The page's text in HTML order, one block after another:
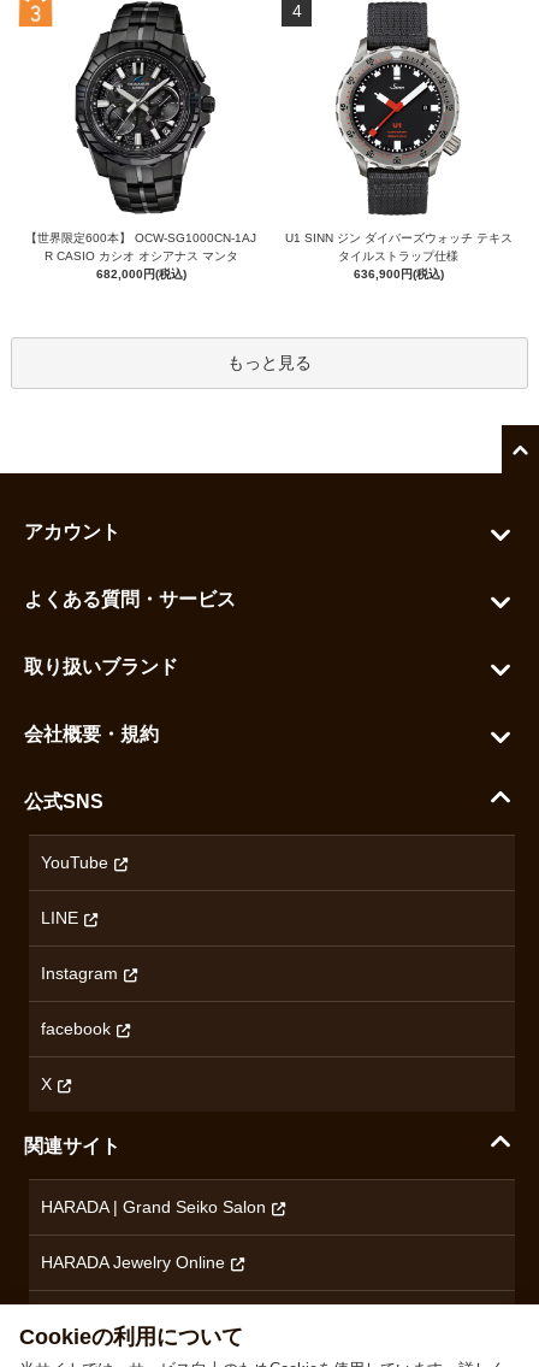
【世界限定600本】 OCW-SG1000CN-1AJ
R CASIO カシオ オシアナス マンタ
682,000円(税込)
4
U1 SINN ジン ダイバーズウォッチ テキス
タイルストラップ仕様
636,900円(税込)
もっと見る
アカウント
お気に入りを見る
よくある質問・サービス
ご利用ガイド
配送・送料について
取り扱いブランド
セイコー
カシオ
ミナセ
オリエントスター
オメガ
ロンジン
ブランド一覧を見る
会社概要・規約
沿革
プライバシーポリシー
無断転載・商用利用について
コンテンツ制作ポリシーおよび生成AIの利用指針
公式SNS
YouTube
LINE
Instagram
facebook
X
関連サイト
HARADA | Grand Seiko Salon
HARADA Jewelry Online
Cookieの利用について